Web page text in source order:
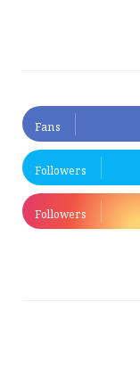
Fans
Followers
Followers